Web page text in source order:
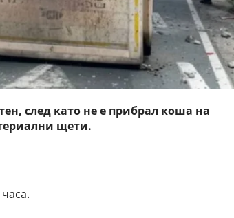
след като не е прибрал коша на
щети.